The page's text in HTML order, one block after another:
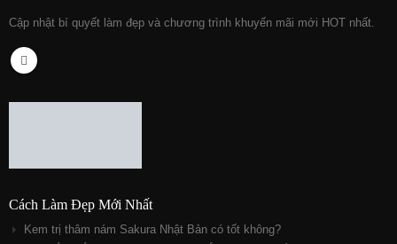
Cập nhật bí quyết làm đẹp và chương trình khuyến mãi mới HOT nhất.
Cách Làm Đẹp Mới Nhất
Kem trị thâm nám Sakura Nhật Bản có tốt không?